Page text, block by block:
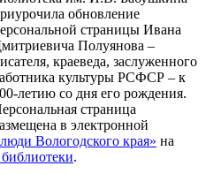
обновление
страницы Ивана
Полуянова –
краеведа, заслуженного
культуры РСФСР – к
со дня его рождения.
страница
в электронной
Вологодского края» на
.